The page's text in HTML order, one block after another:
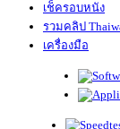
เช็ครอบหนัง
รวมคลิป
เครื่องมือ